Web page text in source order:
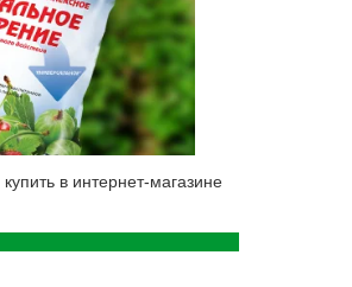
купить в интернет-магазине